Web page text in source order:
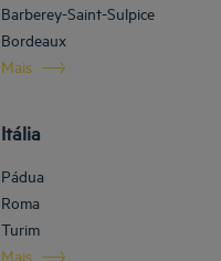
Barberey-Saint-Sulpice
Bordeaux
Mais
Itália
Pádua
Roma
Turim
Mais